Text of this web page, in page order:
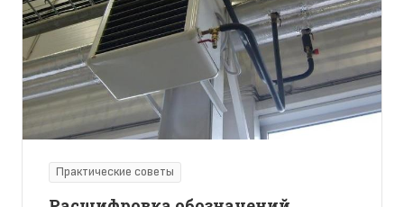
Практические советы